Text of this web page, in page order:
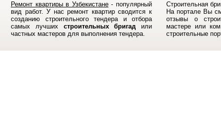
Ремонт квартиры в Узбекистане- популярный
вид работ. У нас ремонт квартир сводится к
созданию строительного тендера и отбора
самых лучших строительных бригад или
частных мастеров для выполнения тендера.
Строительная
На порталe Вы
отзывы о
мастере или
строительные